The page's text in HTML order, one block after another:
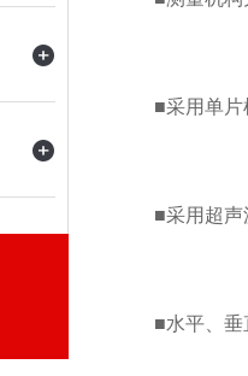
■采用单片
■采用超声波
■水平、垂